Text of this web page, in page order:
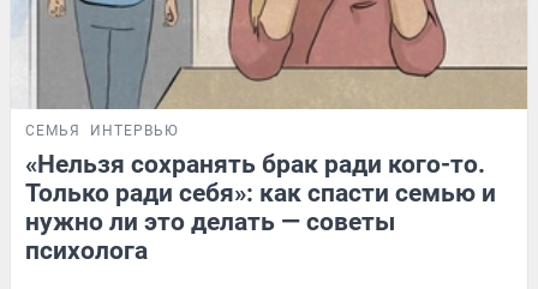
СЕМЬЯ ИНТЕРВЬЮ
«Нельзя сохранять брак ради кого-то.
Только ради себя»: как спасти семью и
нужно ли это делать — советы
психолога